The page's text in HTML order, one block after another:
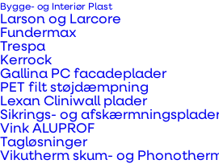
Bygge- og Interiør Plast
Larson og Larcore
Fundermax
Trespa
Kerrock
Gallina PC facadeplader
PET filt støjdæmpning
Lexan Cliniwall plader
Sikrings- og
Vink ALUPROF
Tagløsninger
Vikutherm skum- og
Advantages: